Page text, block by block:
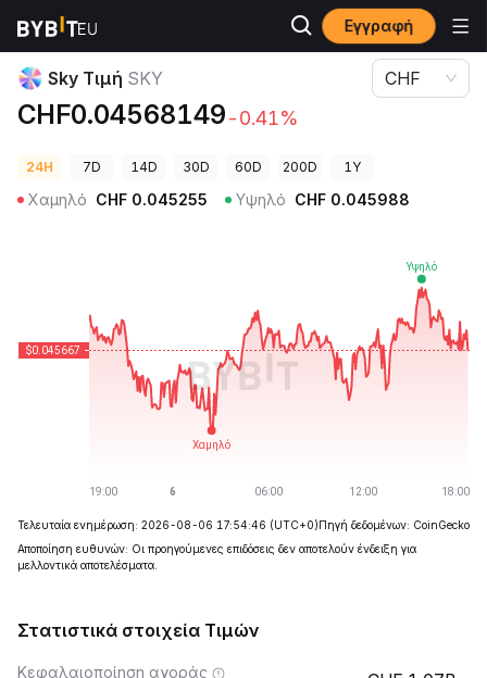
Εγγραφή
Τιμές Κρυπτονομισμάτων
Sky Τιμή SKY
CHF0.04568149-0.41%
CHF
24H 7D 14D 30D 60D 200D 1Y
Χαμηλό CHF 0.045255 Υψηλό CHF 0.045988
Τελευταία ενημέρωση: 2026-08-06 17:54:46 (UTC+0)Πηγή δεδομένων: CoinGecko
Αποποίηση ευθυνών: Οι προηγούμενες επιδόσεις δεν αποτελούν ένδειξη για
μελλοντικά αποτελέσματα.
Στατιστικά στοιχεία Τιμών
Κεφαλαιοποίηση αγοράς